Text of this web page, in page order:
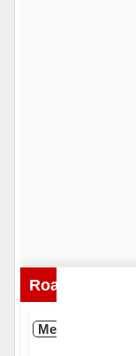
RoazVik35
Membre